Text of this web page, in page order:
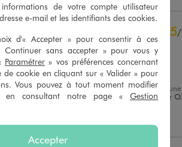
1
0
0
5/
Avis vérifié et récompensé
Tres contente de mon sac
moderne et original
Avis du17/07/2026 , suite à une
expérience du04/07/2026 par
de votre compte utilisateur
e-mail et les identifiants des cookies.
d'« Accepter » pour consentir à ces
Continuer sans accepter » pour vous y
Paramétrer » vos préférences concernant
de cookie en cliquant sur « Valider » pour
Vous pouvez à tout moment modifier
en consultant notre page « Gestion
Accepter